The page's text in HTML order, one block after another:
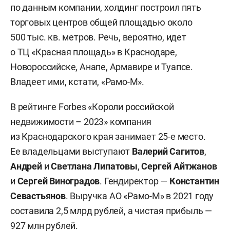
по данным компании, холдинг построил пять
торговых центров общей площадью около
500 тыс. кв. метров. Речь, вероятно, идет
о ТЦ «Красная площадь» в Краснодаре,
Новороссийске, Анапе, Армавире и Туапсе.
Владеет ими, кстати, «Рамо-М».
В рейтинге Forbes «Короли российской
недвижимости – 2023» компания
из Краснодарского края занимает 25-е место.
Ее владельцами выступают Валерий Сагитов,
Андрей иСветлана Липатовы,Сергей Айтжанов
и Сергей Виноградов. Гендиректор — Константин
Севастьянов. Выручка АО «Рамо-М» в 2021 году
составила 2,5 млрд рублей, а чистая прибыль —
927 млн рублей.